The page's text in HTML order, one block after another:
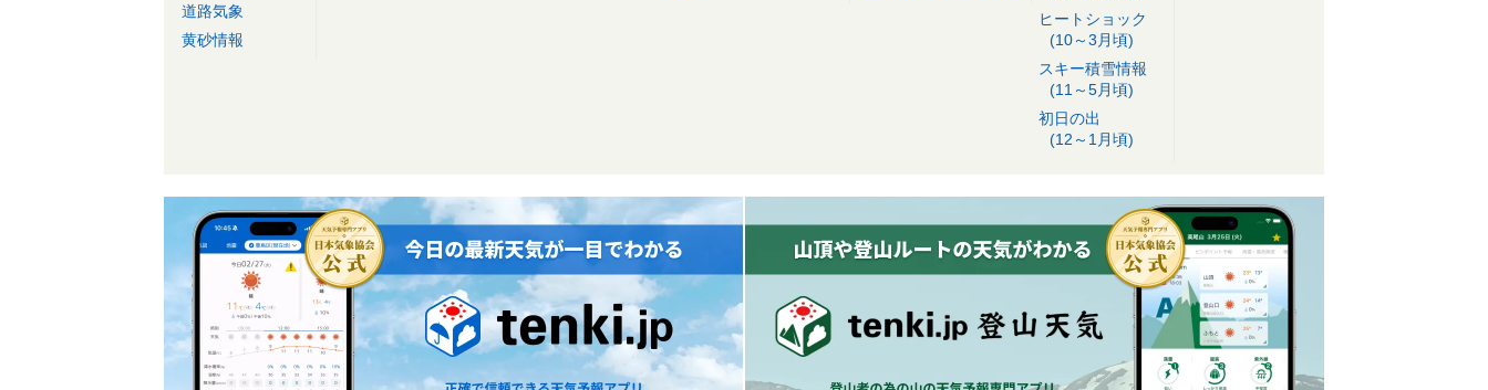
道路気象
黄砂情報
ヒートショック
(10～3月頃)
スキー積雪情報
(11～5月頃)
初日の出
(12～1月頃)